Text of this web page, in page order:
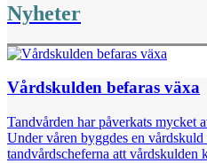
Nyheter
Vårdskulden befaras växa
Tandvården har påverkats mycket
Under våren byggdes en
tandvårdscheferna att vårdskulden